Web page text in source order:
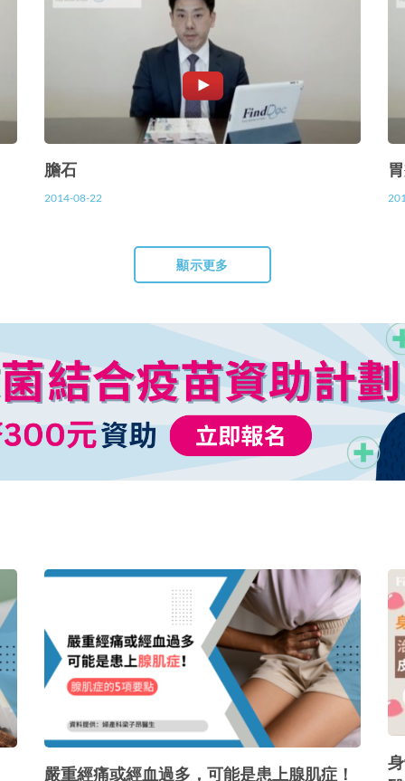
膽石
2014-08-22
顯示更多
嚴重經痛或經血過多，可能是患上腺肌症！